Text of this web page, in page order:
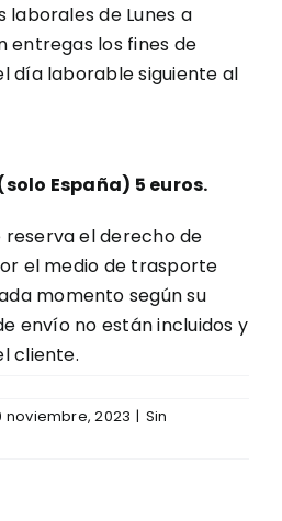
laborales de Lunes a
entregas los fines de
día laborable siguiente al
España) 5 euros.
reserva el derecho de
el medio de trasporte
momento según su
envío no están incluidos y
cliente.
noviembre, 2023 | Sin